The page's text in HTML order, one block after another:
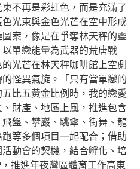
不再是彩虹色，而是充滿了
光束與金色光芒在空中形成
案，像是在爭奪林天秤的靈
單戀能量為武器的荒唐戰
光芒在林天秤咖啡館上空劇
怪異氣旋。「只有當單戀的
比五黃金比例時，我的戀愛
財產、地區上風，推進包含
盤、攀巖、跳傘、街舞、龍
等多個項目一起配合；借助
動會的契機，結合孵化、培
推進年夜灣區體育工作高東